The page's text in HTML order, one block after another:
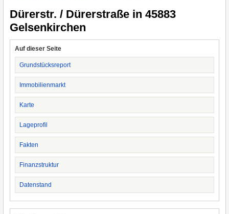
Dürerstr. / Dürerstraße in 45883
Gelsenkirchen
Auf dieser Seite
Grundstücksreport
Immobilienmarkt
Karte
Lageprofil
Fakten
Finanzstruktur
Datenstand